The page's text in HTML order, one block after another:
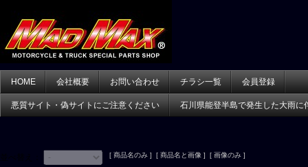
HOME 会社概要 お問い合わせ チラシ一覧 会員登録
悪質サイト・偽サイトにご注意ください 石川県能登半島で発生した大雨に
[ 商品名のみ ] [ 商品名と画像 ] [ 画像のみ ]